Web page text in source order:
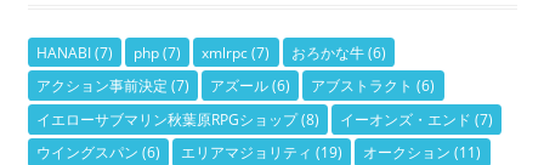
ーHANABI(7) php(7) xmlrpc(7) おろかな牛(6)
アクション事前決定 (7) アズール(6) アブストラクト (6)
イエローサブマリン秋葉原RPGショップ(8) イーオンズ・エンド (7)
ウイングスパン (6) エリアマジョリティ (19) オークション (11)